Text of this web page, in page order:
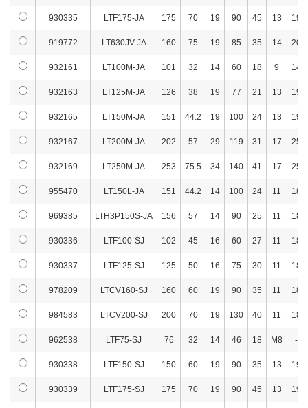
930335 LTF175-JA 175 70 19 90 45 13 19
919772 LT630JV-JA 160 75 19 85 35 14 20
932161 LT100M-JA 101 32 14 60 18 9 14
932163 LT125M-JA 126 38 19 77 21 13 19
932165 LT150M-JA 151 44.2 19 100 24 13 19
932167 LT200M-JA 202 57 29 119 31 17 25
932169 LT250M-JA 253 75.5 34 140 41 17 25
955470 LT150L-JA 151 44.2 14 100 24 11 18
969385 LTH3P150S-JA 156 57 14 90 25 11 18
930336 LTF100-SJ 102 45 16 60 27 11 18
930337 LTF125-SJ 125 50 16 75 30 11 18
978209 LTCV160-SJ 160 60 19 90 35 11 18
984583 LTCV200-SJ 200 70 19 130 40 11 18
962538 LTF75-SJ 76 32 14 46 18 M8 -
930338 LTF150-SJ 150 60 19 90 35 13 19
930339 LTF175-SJ 175 70 19 90 45 13 19